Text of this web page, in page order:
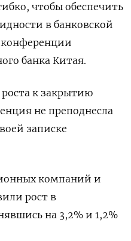
чтобы обеспечить
в банковской
конференции
банка Китая.
к закрытию
не преподнесла
записке
компаний и
рост в
на 3,2% и 1,2%